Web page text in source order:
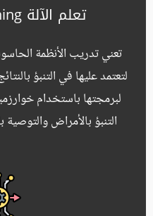
تعلم الآلة Machine Learning
تعني تدريب الأنظمة
لتعتمد عليها في التنبؤ
لبرمجتها باستخدام
التنبؤ بالأمراض